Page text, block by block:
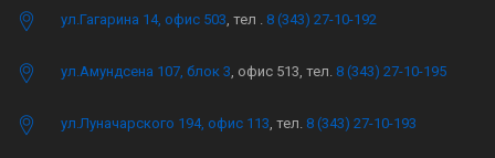
ул.Гагарина 14, офис 503, тел . 8 (343) 27-10-192
ул.Амундсена 107, блок 3, офис 513, тел. 8 (343) 27-10-195
ул.Луначарского 194, офис 113, тел. 8 (343) 27-10-193